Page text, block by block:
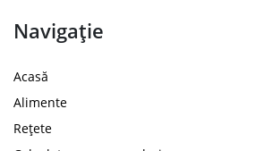
Navigație
Acasă
Alimente
Rețete